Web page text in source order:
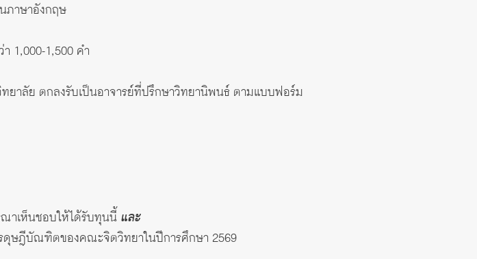
ภาษาอังกฤษ
1,000-1,500 คํา
าลัย ตกลงรับเป็นอาจารย์ที่ปรึกษาวิทยานิพนธ์ ตามแบบฟอร์ม
าเห็นชอบให้ได้รับทุนนี้ และ
ดุษฎีบัณฑิตของคณะจิตวิทยาในปีการศึกษา 2569